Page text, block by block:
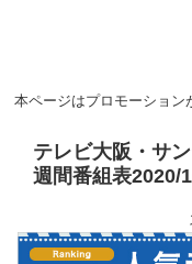
本ページはプロモーション
テレビ大阪・サ
週間番組表2020/